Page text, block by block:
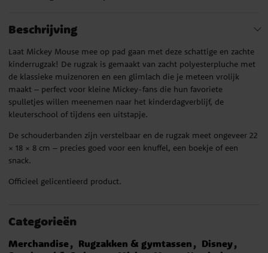
Beschrijving
Laat Mickey Mouse mee op pad gaan met deze schattige en zachte
kinderrugzak! De rugzak is gemaakt van zacht polyesterpluche met
de klassieke muizenoren en een glimlach die je meteen vrolijk
maakt – perfect voor kleine Mickey-fans die hun favoriete
spulletjes willen meenemen naar het kinderdagverblijf, de
kleuterschool of tijdens een uitstapje.
De schouderbanden zijn verstelbaar en de rugzak meet ongeveer 22
× 18 × 8 cm – precies goed voor een knuffel, een boekje of een
snack.
Officieel gelicentieerd product.
Categorieën
Merchandise Rugzakken & gymtassen
Disney